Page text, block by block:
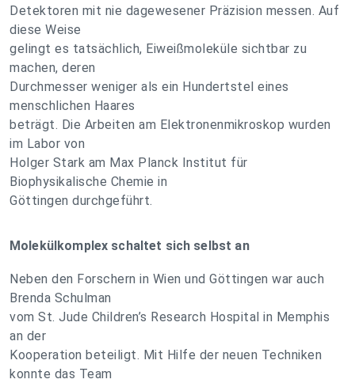
Detektoren mit nie dagewesener Präzision messen. Auf
diese Weise
gelingt es tatsächlich, Eiweißmoleküle sichtbar zu
machen, deren
Durchmesser weniger als ein Hundertstel eines
menschlichen Haares
beträgt. Die Arbeiten am Elektronenmikroskop wurden
im Labor von
Holger Stark am Max Planck Institut für
Biophysikalische Chemie in
Göttingen durchgeführt.
Molekülkomplex schaltet sich selbst an
Neben den Forschern in Wien und Göttingen war auch
Brenda Schulman
vom St. Jude Children’s Research Hospital in Memphis
an der
Kooperation beteiligt. Mit Hilfe der neuen Techniken
konnte das Team